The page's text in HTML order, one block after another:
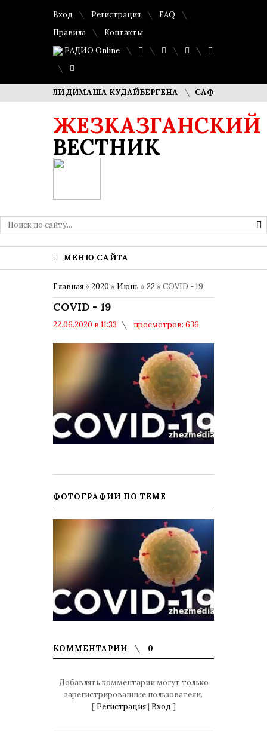
Вход Регистрация
FAQ
Правила
Контакты
РАДИО Online
ДИМАША КУДАЙБЕРГЕНА САФУАН
ЖЕЗКАЗГАНСКИЙ
ВЕСТНИК
МЕНЮ САЙТА
Главная »2020 » Июнь »22 » COVID - 19
COVID - 19
22.06.2020 в 11:33
просмотров: 636
ФОТОГРАФИИ ПО ТЕМЕ
КОММЕНТАРИИ 0
Добавлять комментарии могут только
зарегистрированные пользователи.
[ Регистрация| Вход ]